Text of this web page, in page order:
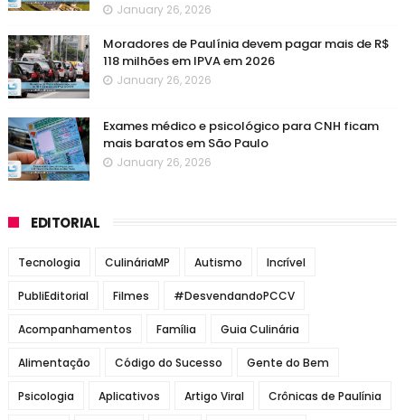
January 26, 2026
Moradores de Paulínia devem pagar mais de R$
118 milhões em IPVA em 2026
January 26, 2026
Exames médico e psicológico para CNH ficam
mais baratos em São Paulo
January 26, 2026
EDITORIAL
Tecnologia CulináriaMP Autismo Incrível
PubliEditorial Filmes #DesvendandoPCCV
Acompanhamentos Família Guia Culinária
Alimentação Código do Sucesso Gente do Bem
Psicologia Aplicativos Artigo Viral Crônicas de Paulínia